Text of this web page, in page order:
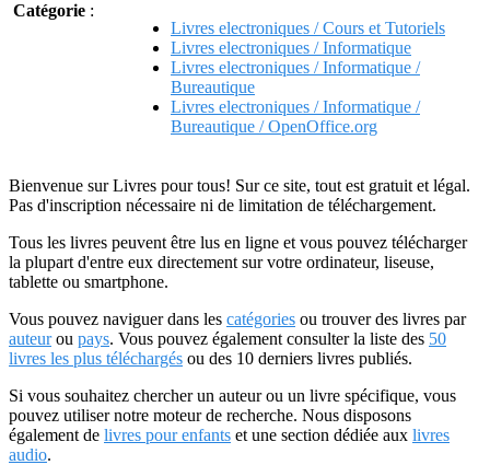
Catégorie :
Livres electroniques / Cours et Tutoriels
Livres electroniques / Informatique
Livres electroniques / Informatique /
Bureautique
Livres electroniques / Informatique /
Bureautique / OpenOffice.org
Bienvenue sur Livres pour tous! Sur ce site, tout est gratuit et légal.
Pas d'inscription nécessaire ni de limitation de téléchargement.
Tous les livres peuvent être lus en ligne et vous pouvez télécharger
la plupart d'entre eux directement sur votre ordinateur, liseuse,
tablette ou smartphone.
Vous pouvez naviguer dans les catégories ou trouver des livres par
auteurou pays. Vous pouvez également consulter la liste des 50
livres les plus téléchargés ou des 10 derniers livres publiés.
Si vous souhaitez chercher un auteur ou un livre spécifique, vous
pouvez utiliser notre moteur de recherche. Nous disposons
également de livres pour enfants et une section dédiée aux livres
audio.